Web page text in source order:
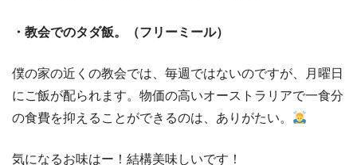
・教会でのタダ飯。（フリーミール）
僕の家の近くの教会では、毎週ではないのですが、月曜日
にご飯が配られます。物価の高いオーストラリアで一食分
の食費を抑えることができるのは、ありがたい。
気になるお味はー！結構美味しいです！